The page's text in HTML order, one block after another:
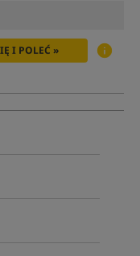
I POLEĆ »